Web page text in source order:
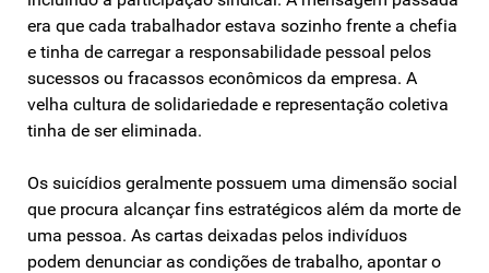
era que cada trabalhador estava sozinho frente a chefia
e tinha de carregar a responsabilidade pessoal pelos
sucessos ou fracassos econômicos da empresa. A
velha cultura de solidariedade e representação coletiva
tinha de ser eliminada.
Os suicídios geralmente possuem uma dimensão social
que procura alcançar fins estratégicos além da morte de
uma pessoa. As cartas deixadas pelos indivíduos
podem denunciar as condições de trabalho, apontar o